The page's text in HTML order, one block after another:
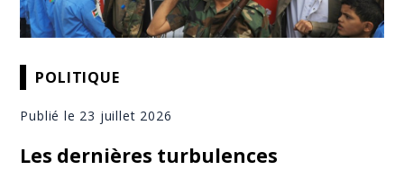
POLITIQUE
Publié le 23 juillet 2026
Les dernières turbulences